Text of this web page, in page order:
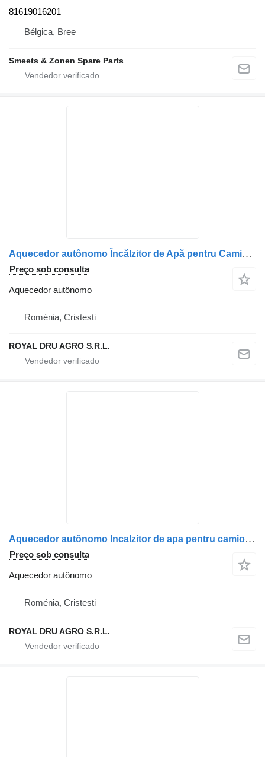
81619016201
Bélgica, Bree
Smeets & Zonen Spare Parts
Aquecedor autônomo Încălzitor de Apă pentru Camion para camião MAN – Coduri 36779016029, 3677901-6029, 11114080A
Preço sob consulta
Aquecedor autônomo
Roménia, Cristesti
ROYAL DRU AGRO S.R.L.
Aquecedor autônomo Incalzitor de apa pentru camioane para camião MAN 14510
Preço sob consulta
Aquecedor autônomo
Roménia, Cristesti
ROYAL DRU AGRO S.R.L.